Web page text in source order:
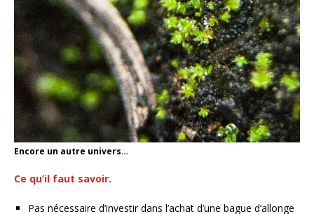
Encore un autre univers…
Ce qu’il faut savoir.
Pas nécessaire d’investir dans l’achat d’une bague d’allonge